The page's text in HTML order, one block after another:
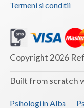
Vaslui
Vrancea
Termeni si conditii
Copyright 2026
Built from scratch
Psihologi in Alba